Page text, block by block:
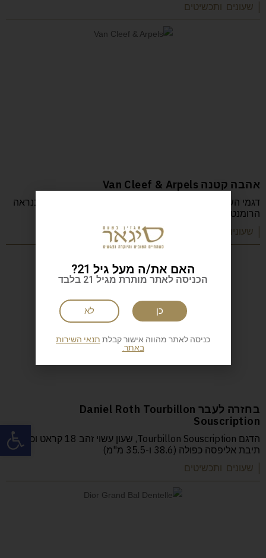
| שעונים ותכשיטים
אהבה קטנה Van Cleef & Arpels
דגמי השעונים של ואן קליף ואַרפֶּלס, המיועדים לנשים, הם כנראה
הרומנטיים ביותר שתוכלו למצוא, אולי
| שעונים ותכשיטים
בחזרה לעבר Daniel Roth Tourbillon
Souscription
הדגם Tourbillon Souscription, שעון עשוי זהב 18 קראט וכולל
תיבת אליפסה כפולה (38.6 ו-35.5 מ"מ)
| שעונים ותכשיטים
האם את/ה מעל גיל 21?
הכניסה לאתר מותרת מגיל 21 בלבד
לא כן
כניסה לאתר מהווה אישור קבלת תנאי השירות
באתר.